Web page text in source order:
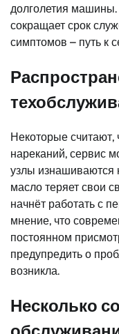
долголетия
сокращает срок
симптомов – путь к
Некоторые считают,
нареканий, сервис
узлы изнашиваются
масло теряет свои
начнёт работать с
мнение, что
постоянном
предупредить о
возникла.
Несколько